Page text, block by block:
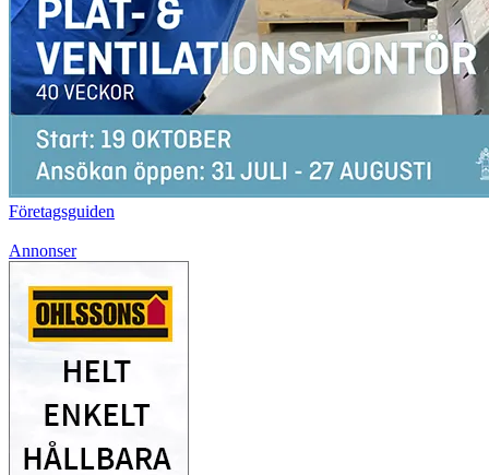
Företagsguiden
Annonser